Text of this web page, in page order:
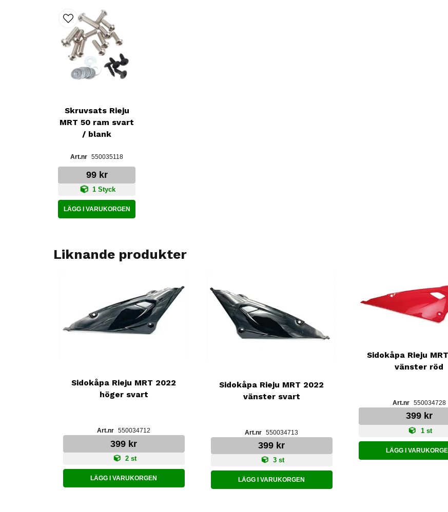
Skruvsats Rieju
MRT 50 ram svart
/ blank
550035118
99 kr
1 Styck
LÄGG I VARUKORGEN
Liknande produkter
Sidokåpa Rieju MRT 2022
höger svart
550034712
399 kr
2 st
LÄGG I VARUKORGEN
Sidokåpa Rieju MRT 2022
vänster svart
550034713
399 kr
3 st
LÄGG I VARUKORGEN
Sidokåpa Rieju
vänster röd
550034728
399 kr
1 st
LÄGG I